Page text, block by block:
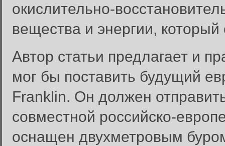
окислительно-
вещества и энергии,
Автор статьи предлагает и
мог бы поставить будущий
Franklin. Он должен
совместной российско-
оснащен двухметровым